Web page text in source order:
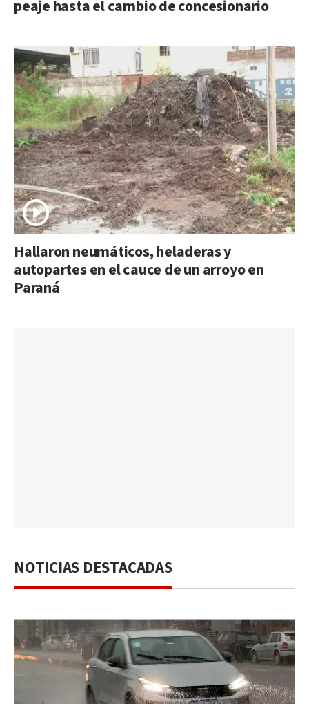
peaje hasta el cambio de concesionario
Hallaron neumáticos, heladeras y
autopartes en el cauce de un arroyo en
Paraná
NOTICIAS DESTACADAS